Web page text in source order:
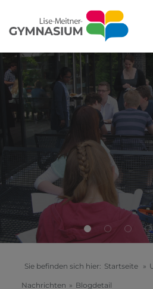
Sie befinden sich hier: Startseite »
Nachrichten » Blogdetail